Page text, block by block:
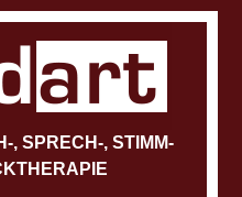
, SPRECH-, STIMM-